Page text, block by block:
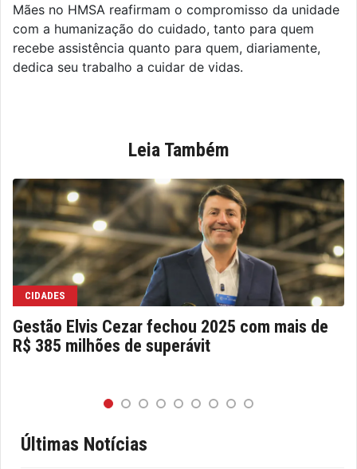
Mães no HMSA reafirmam o compromisso da unidade
com a humanização do cuidado, tanto para quem
recebe assistência quanto para quem, diariamente,
dedica seu trabalho a cuidar de vidas.
Leia Também
CIDADES
Gestão Elvis Cezar fechou 2025 com mais de
R$ 385 milhões de superávit
Últimas Notícias